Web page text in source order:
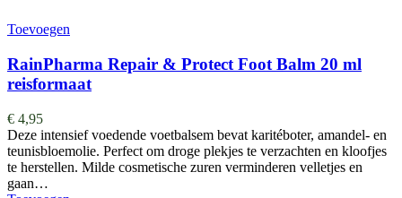
Toevoegen
RainPharma Repair & Protect Foot Balm 20 ml
reisformaat
€ 4,95
Deze intensief voedende voetbalsem bevat karitéboter, amandel- en
teunisbloemolie. Perfect om droge plekjes te verzachten en kloofjes
te herstellen. Milde cosmetische zuren verminderen velletjes en
gaan…